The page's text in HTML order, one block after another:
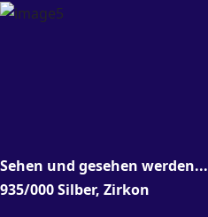
Sehen und gesehen werden...
935/000 Silber, Zirkon